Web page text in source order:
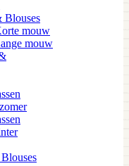
Blouses
mouw
mouw